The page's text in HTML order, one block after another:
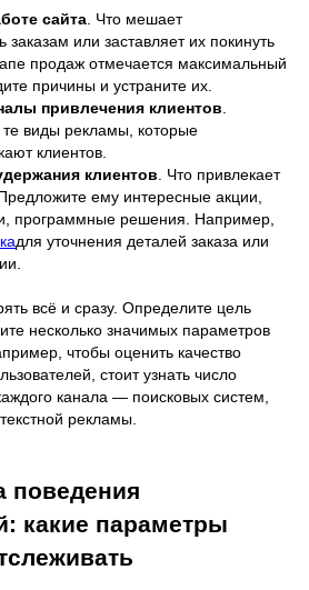
сайта . Что мешает
заказам или заставляет их покинуть
продаж отмечается максимальный
причины и устраните их.
привлечения клиентов
те виды рекламы, которые
клиентов.
клиентов . Что привлекает
ему интересные акции,
программные решения. Например,
для уточнения деталей заказа или
всё и сразу. Определите цель
несколько значимых параметров
чтобы оценить качество
стоит узнать число
канала — поисковых систем,
рекламы.
поведения
какие параметры